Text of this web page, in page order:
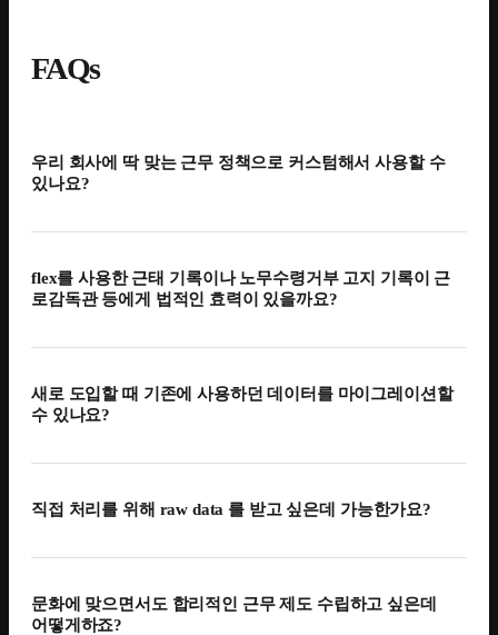
FAQs
우리 회사에 딱 맞는 근무 정책으로 커스텀해서 사용할 수
있나요?
선택적 · 교대), 근무 정책 (외근, 출장 등), 연차 및 휴가 정책,
실시간 출퇴근 기록 사용 여부 및 등 다양한 옵션을 통한
참고하세요.
flex를 사용한 근태 기록이나 노무수령거부 고지 기록이 근
로감독관 등에게 법적인 효력이 있을까요?
관리가 용이하며 사용자의 근무 및 출퇴근 기록,
노무수령거부 고지 기록, 연차 부여 기록 등이 모두 시스템에
필요 시 원본 데이터도 다운로드 받아 활용할 수 있어요.
새로 도입할 때 기존에 사용하던 데이터를 마이그레이션할
수 있나요?
데이터를 엑셀을 사용한 벌크 업로드, 또는 제품 내 직접
플렉스팀의 전담 온보딩 파트너가 도와드리기도 하며,
직접 처리를 위해 raw data 를 받고 싶은데 가능한가요?
제품 내 발생하는 다양한 데이터를 엑셀 리포트로 받아서
확인할 수 있습니다.
문화에 맞으면서도 합리적인 근무 제도 수립하고 싶은데
어떻게하죠?